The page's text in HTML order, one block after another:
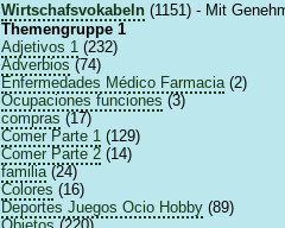
Wirtschafsvokabeln (1151) - Mit
Themengruppe 1
Adjetivos 1 (232)
Adverbios (74)
Enfermedades Médico Farmacia(2)
Ocupaciones funciones (3)
compras (17)
Comer Parte 1 (129)
Comer Parte 2 (14)
familia(24)
Colores (16)
Deportes Juegos Ocio Hobby (89)